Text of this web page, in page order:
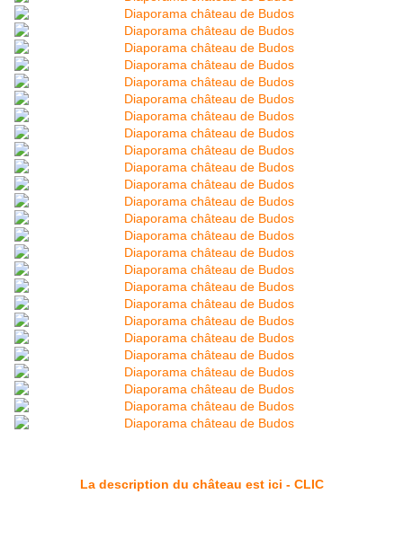
La description du château est ici - CLIC